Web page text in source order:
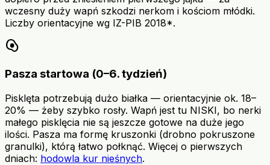
wczesny duży wapń szkodzi nerkom i kościom młódki.
Liczby orientacyjne wg IZ-PIB 2018*.
egg_alt
Pasza startowa (0–6. tydzień)
Pisklęta potrzebują dużo białka — orientacyjnie ok. 18–
20% — żeby szybko rosły. Wapń jest tu NISKI, bo nerki
małego pisklęcia nie są jeszcze gotowe na duże jego
ilości. Pasza ma formę kruszonki (drobno pokruszone
granulki), którą łatwo połknąć. Więcej o pierwszych
dniach: hodowla kur nieśnych.